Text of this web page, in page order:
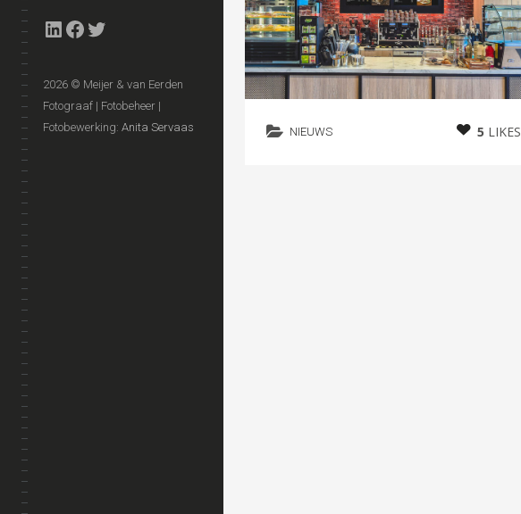
LinkedIn
Facebook
2026 © Meijer & van Eerden
Fotograaf | Fotobeheer |
Fotobewerking: Anita Servaas NIEUWS 5 LIKES